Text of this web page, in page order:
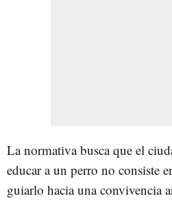
La normativa busca que el
educar a un perro no consiste
guiarlo hacia una convivencia